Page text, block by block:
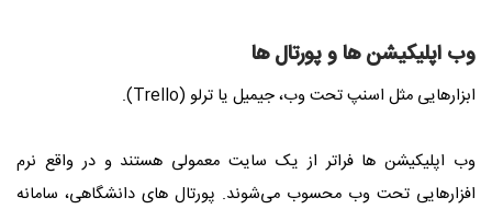
وب ‌اپلیکیشن‌ ها و پورتال‌ ها
ابزارهایی مثل اسنپ تحت وب، جیمیل یا ترلو (Trello).
وب اپلیکیشن ها فراتر از یک سایت معمولی هستند و در واقع نرم
‌افزارهایی تحت وب محسوب می‌شوند. پورتال ‌های دانشگاهی، سامانه‌